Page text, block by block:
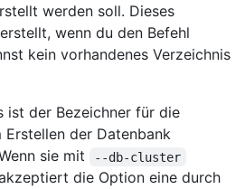
werden soll. Dieses
wenn du den Befehl
kein vorhandenes Verzeichnis
ist der Bezeichner für die
Erstellen der Datenbank
sie mit
--db-cluster
die Option eine durch